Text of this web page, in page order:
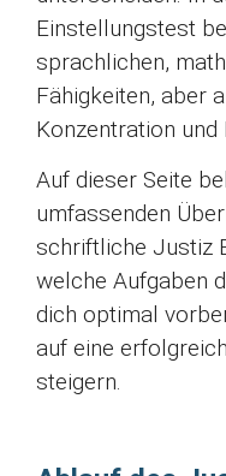
Einstellungstest
sprachlichen,
Fähigkeiten, aber
Konzentration
Auf dieser Seite
umfassenden
schriftliche Justiz
welche Aufgaben
dich optimal
auf eine
steigern.